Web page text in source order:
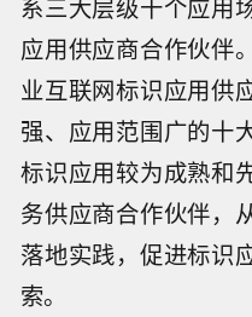
系三大层级十个应用
应用供应商合作伙伴
业互联网标识应用供
强、应用范围广的十
标识应用较为成熟和
务供应商合作伙伴，
落地实践，促进标识
索。